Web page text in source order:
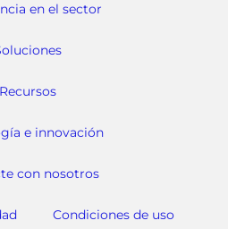
en el sector
Recursos
e innovación
con nosotros
Condiciones de uso